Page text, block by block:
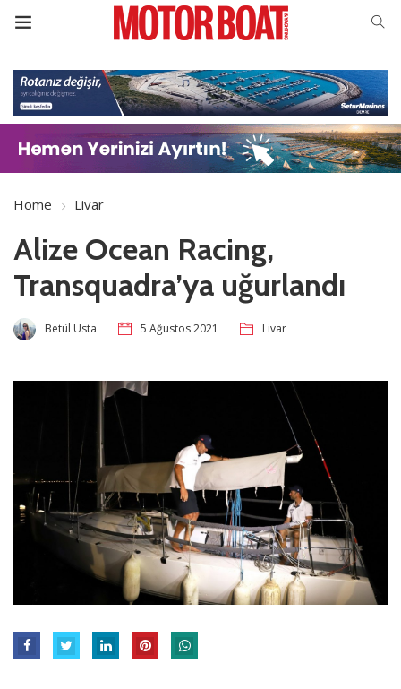
Home Livar
Alize Ocean Racing,
Transquadra’ya uğurlandı
Betül Usta 5 Ağustos 2021 Livar